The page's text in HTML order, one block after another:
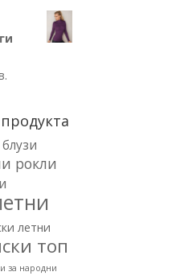
рокли
летни
топ
за народни